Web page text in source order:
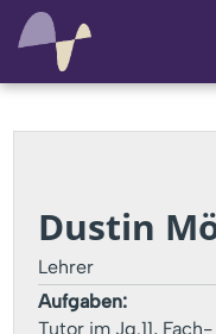
Dustin
Lehrer
Aufgaben:
Tutor im Jg.11,